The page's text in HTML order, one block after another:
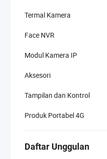
Termal Kamera
Face NVR
Modul Kamera IP
Aksesori
Tampilan dan Kontrol
Produk Portabel 4G
Daftar Unggulan